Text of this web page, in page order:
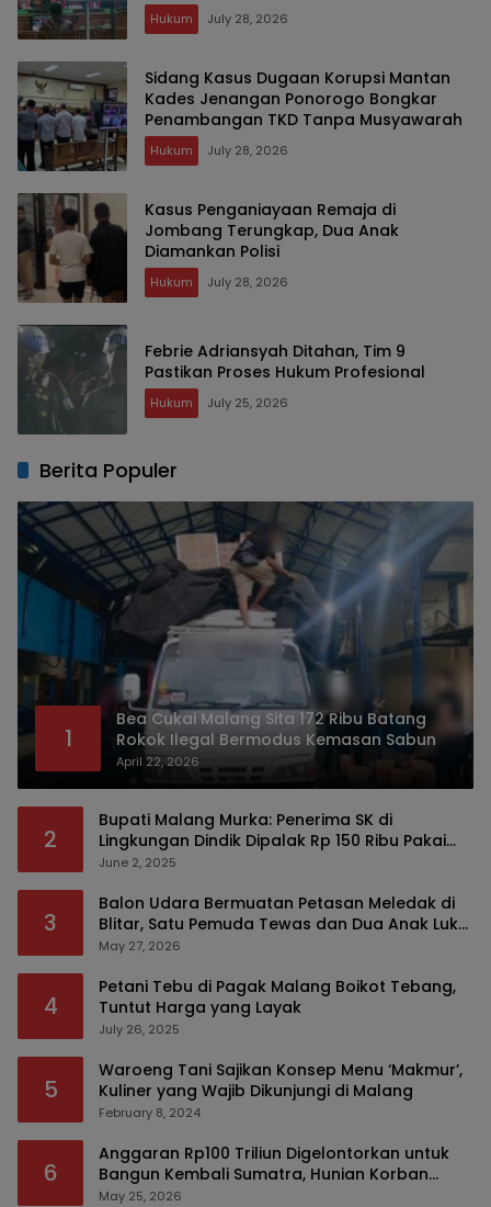
Hukum July 28, 2026
Sidang Kasus Dugaan Korupsi Mantan
Kades Jenangan Ponorogo Bongkar
Penambangan TKD Tanpa Musyawarah
Hukum July 28, 2026
Kasus Penganiayaan Remaja di
Jombang Terungkap, Dua Anak
Diamankan Polisi
Hukum July 28, 2026
Febrie Adriansyah Ditahan, Tim 9
Pastikan Proses Hukum Profesional
Hukum July 25, 2026
Berita Populer
1
Bea Cukai Malang Sita 172 Ribu Batang
Rokok Ilegal Bermodus Kemasan Sabun
April 22, 2026
2
Bupati Malang Murka: Penerima SK di
Lingkungan Dindik Dipalak Rp 150 Ribu Pakai
Modus Tumpengan, KPK Turut Pantau
June 2, 2025
3
Balon Udara Bermuatan Petasan Meledak di
Blitar, Satu Pemuda Tewas dan Dua Anak Luka
Serius
May 27, 2026
4
Petani Tebu di Pagak Malang Boikot Tebang,
Tuntut Harga yang Layak
July 26, 2025
5
Waroeng Tani Sajikan Konsep Menu ‘Makmur’,
Kuliner yang Wajib Dikunjungi di Malang
February 8, 2024
6
Anggaran Rp100 Triliun Digelontorkan untuk
Bangun Kembali Sumatra, Hunian Korban
Bencana Bakal Difokuskan
May 25, 2026